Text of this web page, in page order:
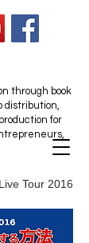
through book
distribution,
for
Tour 2016